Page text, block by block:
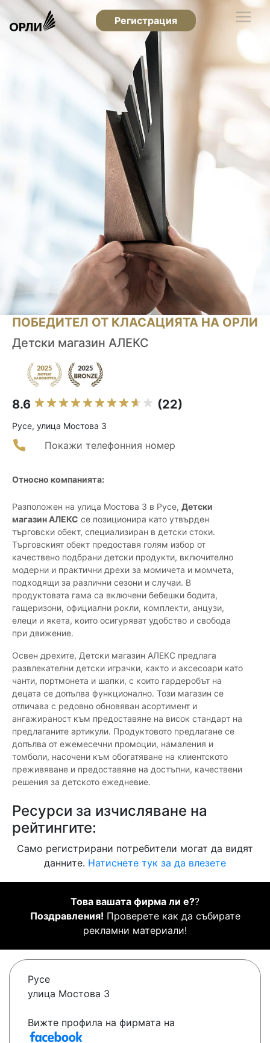
Регистрация
ПОБЕДИТЕЛ ОТ КЛАСАЦИЯТА НА ОРЛИ
Детски магазин АЛЕКС
8.6 (22)
Русе, улица Мостова 3
Покажи телефонния номер
Относно компанията:
Разположен на улица Мостова 3 в Русе, Детски
магазин АЛЕКС се позиционира като утвърден
търговски обект, специализиран в детски стоки.
Търговският обект предоставя голям избор от
качествено подбрани детски продукти, включително
модерни и практични дрехи за момичета и момчета,
подходящи за различни сезони и случаи. В
продуктовата гама са включени бебешки бодита,
гащеризони, официални рокли, комплекти, анцузи,
елеци и якета, които осигуряват удобство и свобода
при движение.
Освен дрехите, Детски магазин АЛЕКС предлага
развлекателни детски играчки, както и аксесоари като
чанти, портмонета и шапки, с които гардеробът на
децата се допълва функционално. Този магазин се
отличава с редовно обновяван асортимент и
ангажираност към предоставяне на висок стандарт на
предлаганите артикули. Продуктовото предлагане се
допълва от ежемесечни промоции, намаления и
томболи, насочени към обогатяване на клиентското
преживяване и предоставяне на достъпни, качествени
решения за детското ежедневие.
Ресурси за изчисляване на
рейтингите:
Само регистрирани потребители могат да видят
данните. Натиснете тук за да влезете
Това вашата фирма ли е??
Поздравления! Проверете как да събирате
рекламни материали!
Русе
улица Мостова 3
Вижте профила на фирмата на